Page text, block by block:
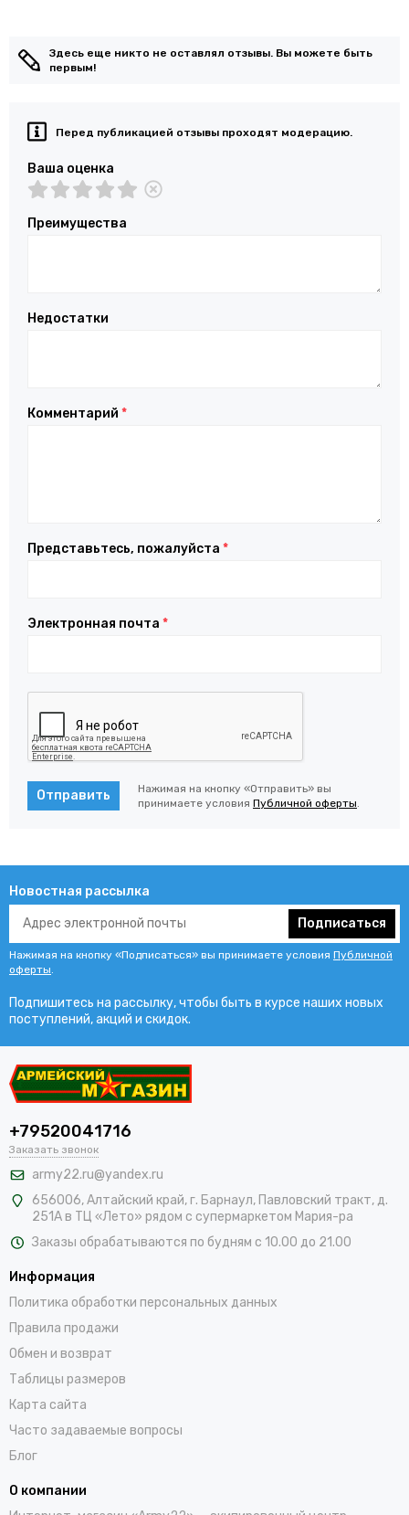
Здесь еще никто не оставлял отзывы. Вы можете быть
первым!
Перед публикацией отзывы проходят модерацию.
Ваша оценка
Преимущества
Недостатки
Комментарий *
Представьтесь, пожалуйста *
Электронная почта *
Отправить
Нажимая на кнопку «Отправить» вы
принимаете условия Публичной оферты.
Новостная рассылка
Подписаться
Нажимая на кнопку «Подписаться» вы принимаете условия Публичной
оферты.
Подпишитесь на рассылку, чтобы быть в курсе наших новых
поступлений, акций и скидок.
+79520041716
Заказать звонок
army22.ru@yandex.ru
656006, Алтайский край,г. Барнаул, Павловский тракт, д.
251А в ТЦ «Лето» рядом с супермаркетом Мария-ра
Заказы обрабатываются по будням с 10.00 до 21.00
Информация
Политика обработки персональных данных
Правила продажи
Обмен и возврат
Таблицы размеров
Карта сайта
Часто задаваемые вопросы
Блог
О компании